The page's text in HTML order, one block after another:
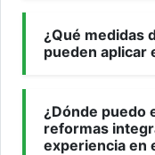
¿Qué medidas
pueden aplicar
¿Dónde puedo
reformas
experiencia en